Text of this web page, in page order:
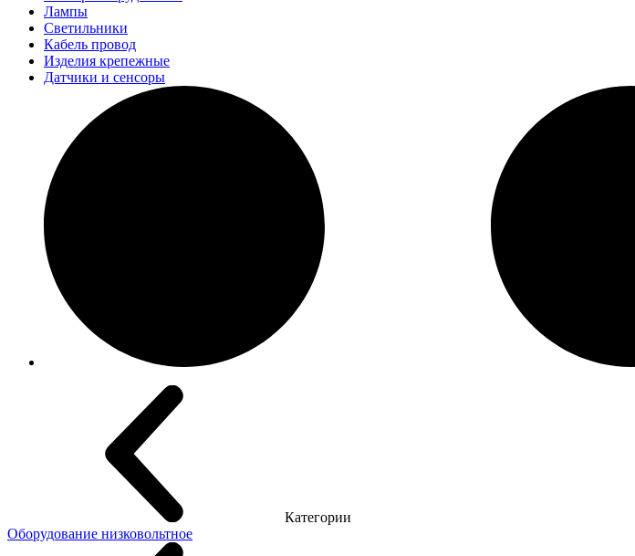
Лампы
Светильники
Кабель провод
Изделия крепежные
Датчики и сенсоры
Категории
Оборудование низковольтное